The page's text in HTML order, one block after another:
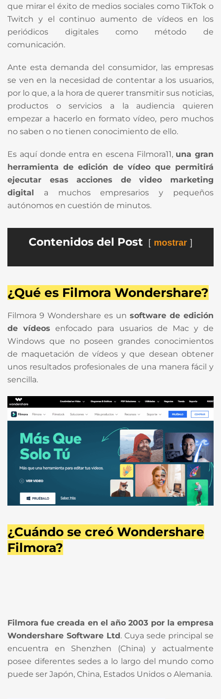
que mirar el éxito de medios sociales como TikTok o
Twitch y el continuo aumento de vídeos en los
periódicos digitales como método de
comunicación.
Ante esta demanda del consumidor, las empresas
se ven en la necesidad de contentar a los usuarios,
por lo que, a la hora de querer transmitir sus noticias,
productos o servicios a la audiencia quieren
empezar a hacerlo en formato vídeo, pero muchos
no saben o no tienen conocimiento de ello.
Es aquí donde entra en escena Filmora11, una gran
herramienta de edición de vídeo que permitirá
ejecutar esas acciones devideo marketing
digital a muchos empresarios y pequeños
autónomos en cuestión de minutos.
Contenidos del Post mostrar
¿Qué es Filmora Wondershare?
Filmora 9 Wondershare es un software de edición
de vídeos enfocado para usuarios de Mac y de
Windows que no poseen grandes conocimientos
de maquetación de vídeos y que desean obtener
unos resultados profesionales de una manera fácil y
sencilla.
¿Cuándo se creó Wondershare
Filmora?
Filmora fue creada en el año 2003 por la empresa
Wondershare Software Ltd. Cuya sede principal se
encuentra en Shenzhen (China) y actualmente
posee diferentes sedes a lo largo del mundo como
puede ser Japón, China, Estados Unidos o Alemania.